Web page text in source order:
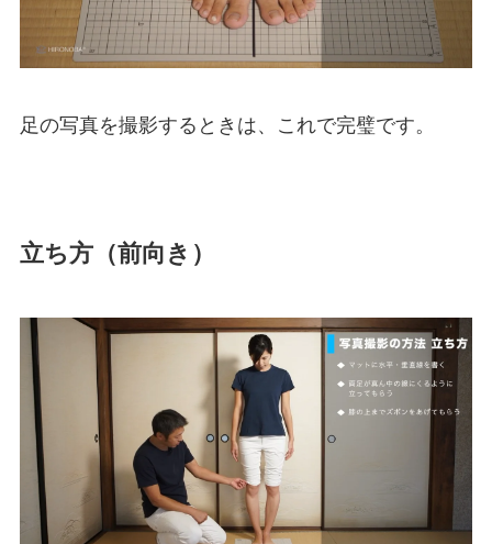
足の写真を撮影するときは、これで完璧です。
立ち方（前向き）